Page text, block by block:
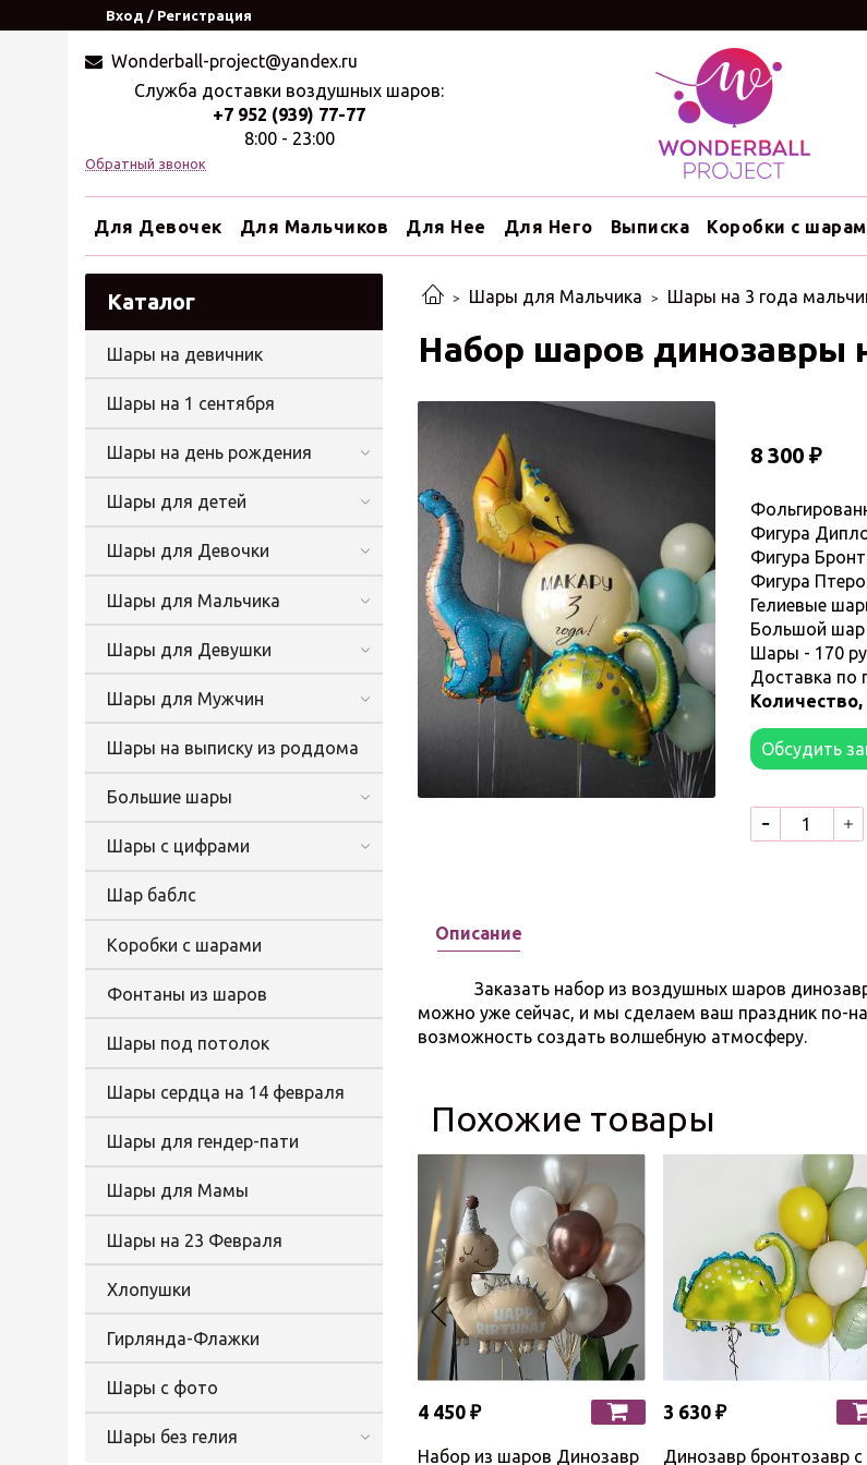
Вход / Регистрация
Wonderball-project@yandex.ru
Служба доставки воздушных шаров:
+7 952 (939) 77-77
8:00 - 23:00
Обратный звонок
Для Девочек Для Мальчиков Для Нее Для Него Выписка Коробки с
Шары для Мальчика Шары на 3 года
Набор шаров динозавры
8 300 ₽
Фигура
Фигура
Фигура
Гелиевые
Большой шар
Шары - 170
Доставка по
Обсудить
Описание
Заказать набор из воздушных шаров динозавры
можно уже сейчас, и мы сделаем ваш праздник по-
возможность создать волшебную атмосферу.
Похожие товары
4 450 ₽
Набор из шаров Динозавр
3 630 ₽
Динозавр бронтозавр с
Каталог
Шары на девичник
Шары на 1 сентября
Шары на день рождения
Шары для детей
Шары для Девочки
Шары для Мальчика
Шары для Девушки
Шары для Мужчин
Шары на выписку из роддома
Большие шары
Шары с цифрами
Шар баблс
Коробки с шарами
Фонтаны из шаров
Шары под потолок
Шары сердца на 14 февраля
Шары для гендер-пати
Шары для Мамы
Шары на 23 Февраля
Хлопушки
Гирлянда-Флажки
Шары с фото
Шары без гелия